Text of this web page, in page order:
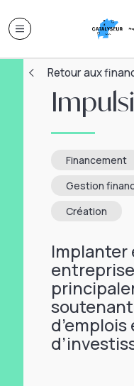
Retour aux
Financement
Gestion
Création
Implanter